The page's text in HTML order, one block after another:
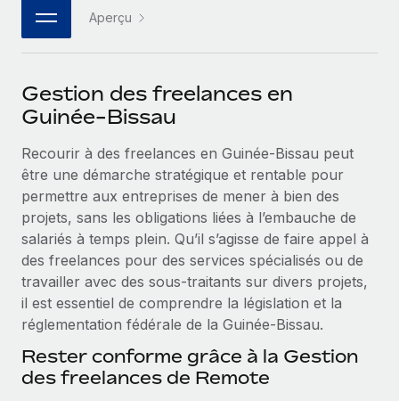
notre MCP
Intégrations
Demandez aux experts
Recevez des conseils d’experts sur les RH à
l’international et la conformité
Contrôles d’antécédents
Simplifiez vos processus de présélection des
candidats
Remote Watchtower
Gardez un temps d’avance sur les risques en
matière de conformité
TRAVAILLONS ENSEMBLE
Intégrez les RH à l’international de manière flexible
Explorez avec nous vos opportunités de partenariat
Bientôt disponible
Conseil en intégrations et automatisations assistées par
l’IA
ÉTUDES DE CAS
Comment Weaviate, l'as de l'IA, a développé
ses effectifs de 120 % avec Remote
Weaviate en bref Weaviate crée des infrastructures open
Descriptions de postes
Webinaires
Événements
Salle de presse
Données sur les salaires et les talents
Centre de ressources
Obtenir de l’aide
Voir toutes les ressources
BLOG
Paie multipays
한국어 Aperçu
Gestion des freelances en
Guinée-Bissau
Recourir à des freelances en Guinée-Bissau peut
être une démarche stratégique et rentable pour
permettre aux entreprises de mener à bien des
projets, sans les obligations liées à l’embauche de
salariés à temps plein. Qu’il s’agisse de faire appel à
des freelances pour des services spécialisés ou de
travailler avec des sous-traitants sur divers projets,
il est essentiel de comprendre la législation et la
réglementation fédérale de la Guinée-Bissau.
Rester conforme grâce à la Gestion
des freelances de Remote